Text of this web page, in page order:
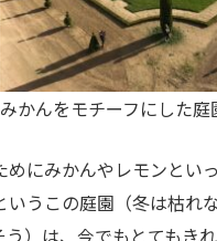
みかんをモチーフにした庭
にみかんやレモンとい
いうこの庭園（冬は枯れ